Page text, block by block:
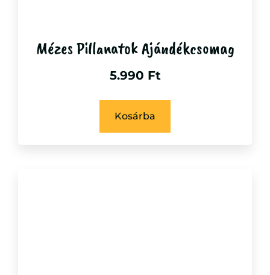
Mézes Pillanatok Ajándékcsomag
5.990 Ft
Kosárba